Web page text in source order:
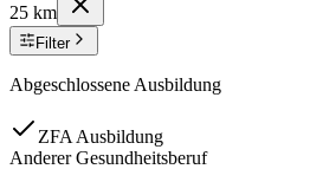
25 km
Filter
Abgeschlossene Ausbildung
ZFA Ausbildung
Anderer Gesundheitsberuf